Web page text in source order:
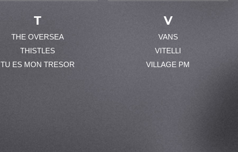
T
THE OVERSEA
THISTLES
TU ES MON TRESOR
V
VANS
VITELLI
VILLAGE PM